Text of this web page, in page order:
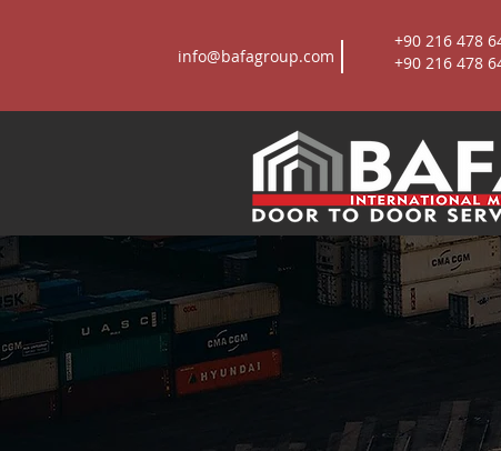
info@bafagroup.com
+90 216 478
+90 216 478